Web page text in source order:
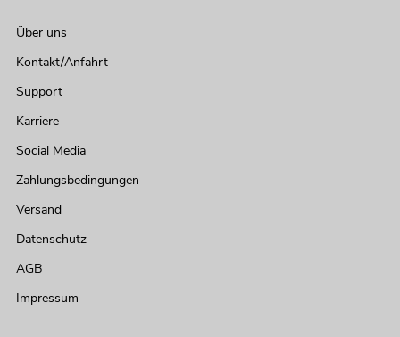
Über uns
Kontakt/Anfahrt
Support
Karriere
Social Media
Zahlungsbedingungen
Versand
Datenschutz
AGB
Impressum